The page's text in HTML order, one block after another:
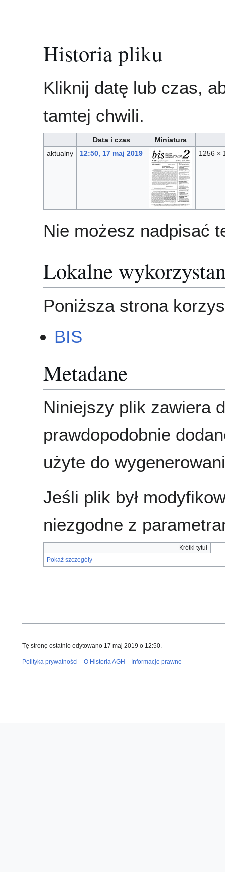
Historia pliku
Kliknij datę lub czas,
tamtej chwili.
Data i czas
Miniatura
aktualny
12:50, 17 maj 2019 1256 ×
Nie możesz nadpisać
Lokalne
Poniższa strona
BIS
Metadane
Niniejszy plik zawiera
prawdopodobnie
użyte do
Jeśli plik był
niezgodne z
Krótki tytuł
Pokaż szczegóły
Tę stronę ostatnio edytowano 17 maj 2019 o 12:50.
Polityka prywatności O Historia AGH Informacje prawne